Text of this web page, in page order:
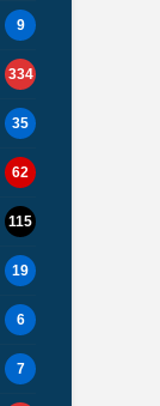
9
334
35
62
115
19
6
7